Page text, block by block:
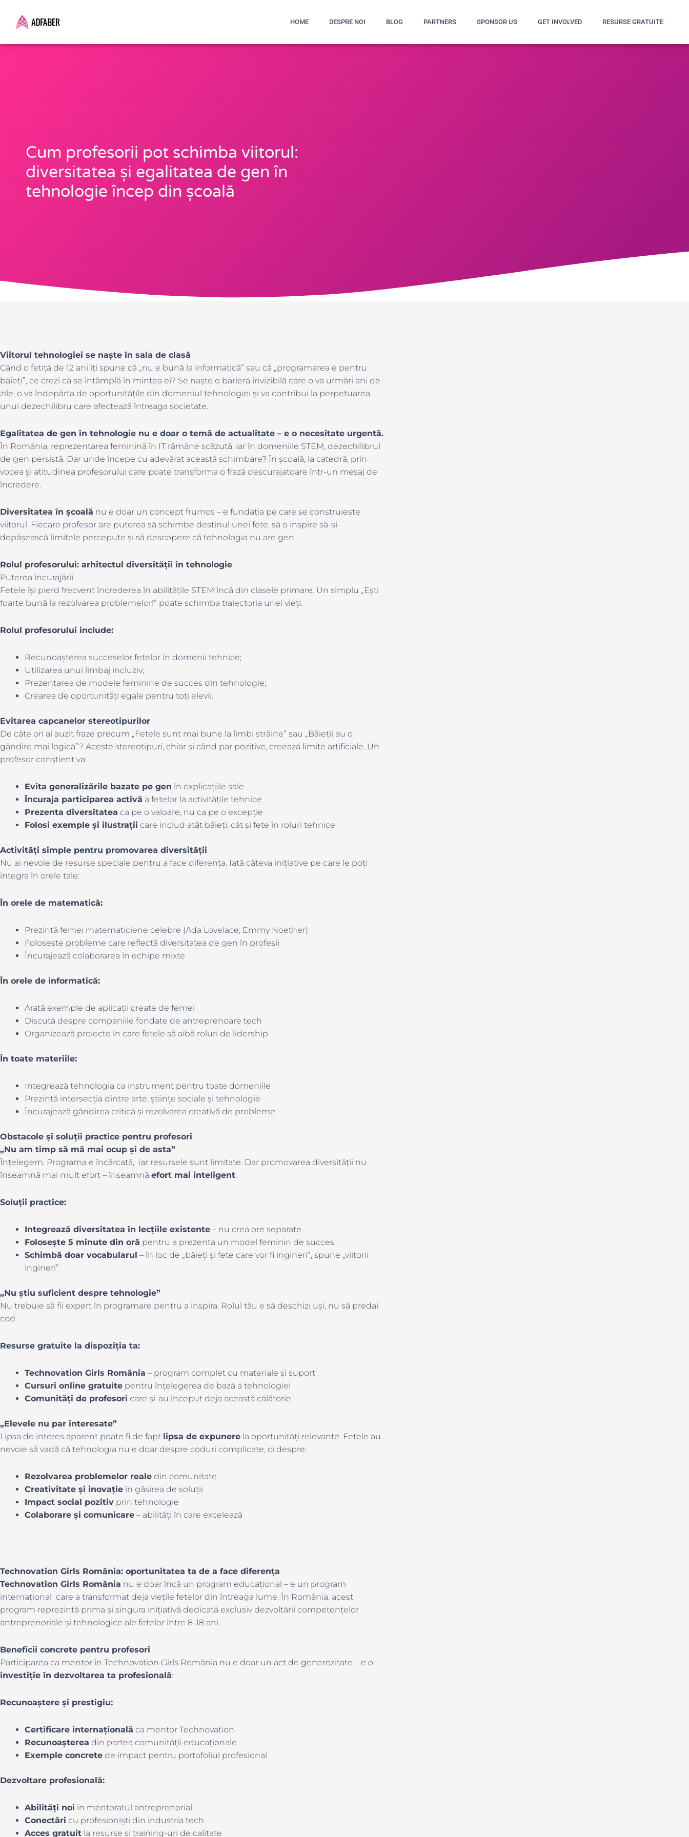
content
HOME DESPRE NOI BLOG PARTNERS SPONSOR US GET INVOLVED RESURSE GRATUITE
Cum profesorii pot schimba viitorul:
diversitatea și egalitatea de gen în
tehnologie încep din școală
Viitorul tehnologiei se naște în sala de clasă
Când o fetiță de 12 ani îți spune că „nu e bună la informatică” sau că „programarea e pentru
băieți”, ce crezi că se întâmplă în mintea ei? Se naște o barieră invizibilă care o va urmări ani de
zile, o va îndepărta de oportunitățile din domeniul tehnologiei și va contribui la perpetuarea
unui dezechilibru care afectează întreaga societate.
Egalitatea de gen în tehnologie nu e doar o temă de actualitate – e o necesitate urgentă.
În România, reprezentarea feminină în IT rămâne scăzută, iar în domeniile STEM, dezechilibrul
de gen persistă. Dar unde începe cu adevărat această schimbare? În școală, la catedră, prin
vocea și atitudinea profesorului care poate transforma o frază descurajatoare într-un mesaj de
încredere.
Diversitatea în școală nu e doar un concept frumos – e fundația pe care se construiește
viitorul. Fiecare profesor are puterea să schimbe destinul unei fete, să o inspire să-și
depășească limitele percepute și să descopere că tehnologia nu are gen.
Rolul profesorului: arhitectul diversității în tehnologie
Puterea încurajării
Fetele își pierd frecvent încrederea în abilitățile STEM încă din clasele primare. Un simplu „Ești
foarte bună la rezolvarea problemelor!” poate schimba traiectoria unei vieți.
Rolul profesorului include:
Recunoașterea succeselor fetelor în domenii tehnice;
Utilizarea unui limbaj incluziv;
Prezentarea de modele feminine de succes din tehnologie;
Crearea de oportunități egale pentru toți elevii.
Evitarea capcanelor stereotipurilor
De câte ori ai auzit fraze precum „Fetele sunt mai bune la limbi străine” sau „Băieții au o
gândire mai logică”? Aceste stereotipuri, chiar și când par pozitive, creează limite artificiale. Un
profesor conștient va:
Evita generalizările bazate pe gen în explicațiile sale
Încuraja participarea activă a fetelor la activitățile tehnice
Prezenta diversitatea ca pe o valoare, nu ca pe o excepție
Folosi exemple și ilustrații care includ atât băieți, cât și fete în roluri tehnice
Activități simple pentru promovarea diversității
Nu ai nevoie de resurse speciale pentru a face diferența. Iată câteva inițiative pe care le poți
integra în orele tale:
În orele de matematică:
Prezintă femei matematiciene celebre (Ada Lovelace, Emmy Noether)
Folosește probleme care reflectă diversitatea de gen în profesii
Încurajează colaborarea în echipe mixte
În orele de informatică:
Arată exemple de aplicații create de femei
Discută despre companiile fondate de antreprenoare tech
Organizează proiecte în care fetele să aibă roluri de lidership
În toate materiile:
Integrează tehnologia ca instrument pentru toate domeniile
Prezintă intersecția dintre arte, științe sociale și tehnologie
Încurajează gândirea critică și rezolvarea creativă de probleme
Obstacole și soluții practice pentru profesori
„Nu am timp să mă mai ocup și de asta”
Înțelegem. Programa e încărcată, iar resursele sunt limitate. Dar promovarea diversității nu
înseamnă mai mult efort – înseamnă efort mai inteligent.
Soluții practice:
Integrează diversitatea în lecțiile existente – nu crea ore separate
Folosește 5 minute din oră pentru a prezenta un model feminin de succes
Schimbă doar vocabularul – în loc de „băieți și fete care vor fi ingineri”, spune „viitorii
ingineri”
„Nu știu suficient despre tehnologie”
Nu trebuie să fii expert în programare pentru a inspira. Rolul tău e să deschizi uși, nu să predai
cod.
Resurse gratuite la dispoziția ta:
Technovation Girls România – program complet cu materiale și suport
Cursuri online gratuite pentru înțelegerea de bază a tehnologiei
Comunități de profesori care și-au început deja această călătorie
„Elevele nu par interesate”
Lipsa de interes aparent poate fi de fapt lipsa de expunere la oportunități relevante. Fetele au
nevoie să vadă că tehnologia nu e doar despre coduri complicate, ci despre:
Rezolvarea problemelor reale din comunitate
Creativitate și inovație în găsirea de soluții
Impact social pozitiv prin tehnologie
Colaborare și comunicare – abilități în care excelează
Technovation Girls România: oportunitatea ta de a face diferența
Technovation Girls România nu e doar încă un program educațional – e un program
internațional care a transformat deja viețile fetelor din întreaga lume. În România, acest
program reprezintă prima și singura inițiativă dedicată exclusiv dezvoltării competențelor
antreprenoriale și tehnologice ale fetelor între 8-18 ani.
Beneficii concrete pentru profesori
Participarea ca mentor în Technovation Girls România nu e doar un act de generozitate – e o
investiție în dezvoltarea ta profesională:
Recunoaștere și prestigiu:
Certificare internațională ca mentor Technovation
Recunoașterea din partea comunității educaționale
Exemple concrete de impact pentru portofoliul profesional
Dezvoltare profesională:
Abilități noi în mentoratul antreprenorial
Conectări cu profesioniști din industria tech
Acces gratuit la resurse și training-uri de calitate